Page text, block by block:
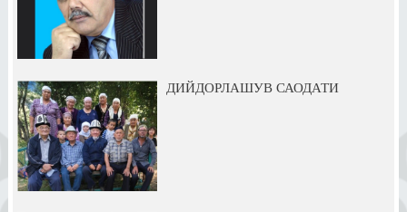
ДИЙДОРЛАШУВ САОДАТИ